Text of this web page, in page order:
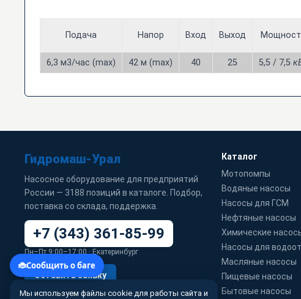
Подача Напор Вход Выход
6,3 м3/час (max)
42 м (max) 40 25 5,5 / 7,5
Гидромаш-Урал
Насосное оборудование для предприятий
России — 3188 позиций в каталоге. Подбор,
поставка со склада, поддержка.
+7 (343) 361-85-99
Пн–Пт 9:00–17:00 · Екатеринбург
Оставить заявку
Каталог
Мотопомпы
Водяные насосы
Насосы для ГСМ
Нефтяные насосы
Химические
Насосы для
Масляные насосы
Пищевые насосы
Бытовые насосы
Мы используем файлы cookie для работы сайта и